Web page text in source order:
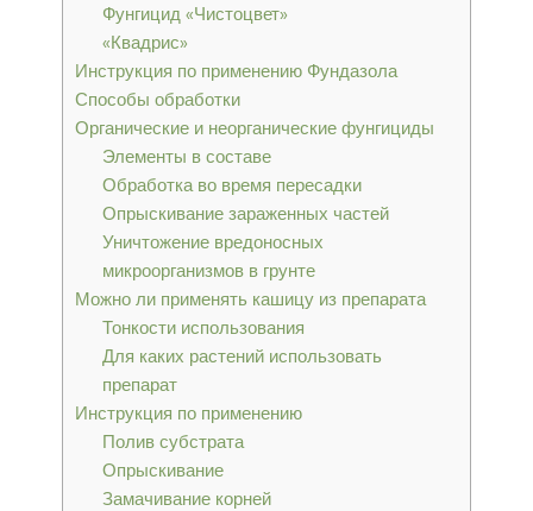
Фунгицид «Чистоцвет»
«Квадрис»
Инструкция по применению Фундазола
Способы обработки
Органические и неорганические фунгициды
Элементы в составе
Обработка во время пересадки
Опрыскивание зараженных частей
Уничтожение вредоносных
микроорганизмов в грунте
Можно ли применять кашицу из препарата
Тонкости использования
Для каких растений использовать
препарат
Инструкция по применению
Полив субстрата
Опрыскивание
Замачивание корней